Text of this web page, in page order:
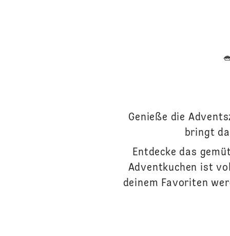
Genieße die
bringt
Entdecke das
Adventkuchen ist
deinem Favoriten